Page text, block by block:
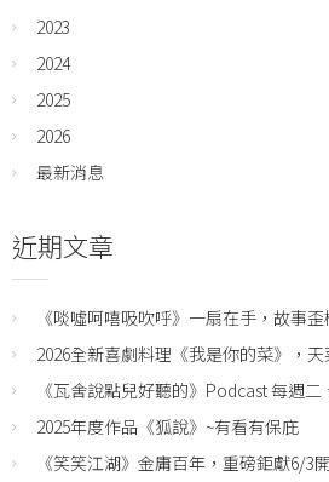
2023
2024
2025
2026
最新消息
近期文章
《啖噓呵嘻吸吹呼》一扇在手，故事歪
2026全新喜劇料理《我是你的菜》，天
《瓦舍說點兒好聽的》Podcast 每週二
2025年度作品《狐說》~有看有保庇
《笑笑江湖》金庸百年，重磅鉅獻6/3